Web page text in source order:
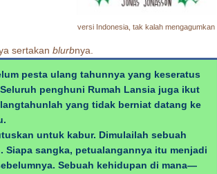
versi Indonesia, tak kalah mengagumkan
sertakan blurbnya.
pesta ulang tahunnya yang keseratus
penghuni Rumah Lansia juga ikut
yang tidak berniat datang ke
untuk kabur. Dimulailah sebuah
sangka, petualangannya itu menjadi
Sebuah kehidupan di mana—